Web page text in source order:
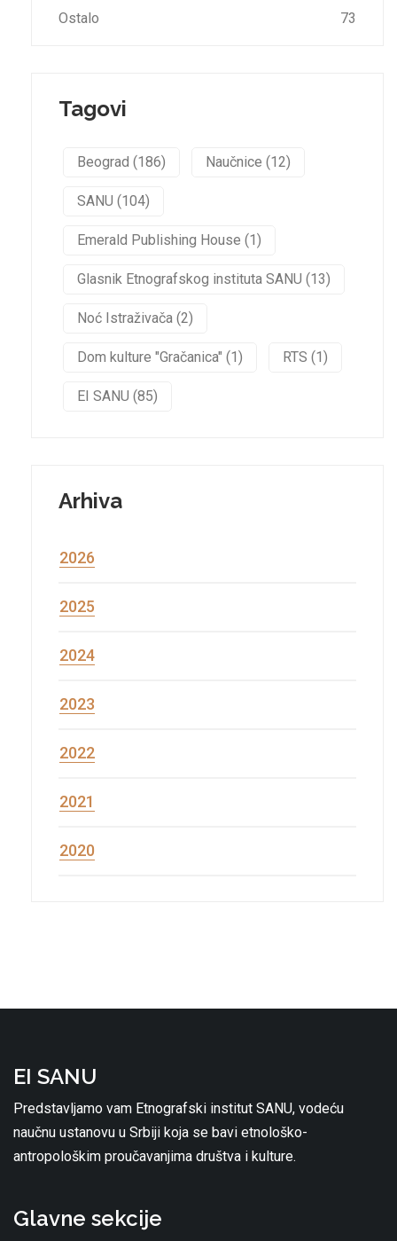
Ostalo 73
Tagovi
Beograd (186) Naučnice (12)
SANU (104)
Emerald Publishing House (1)
Glasnik Etnografskog instituta SANU (13)
Noć Istraživača (2)
Dom kulture "Gračanica" (1) RTS (1)
EI SANU (85)
Arhiva
2026
2025
2024
2023
2022
2021
2020
EI SANU
Predstavljamo vam Etnografski institut SANU, vodeću
naučnu ustanovu u Srbiji koja se bavi etnološko-
antropološkim proučavanjima društva i kulture.
Glavne sekcije